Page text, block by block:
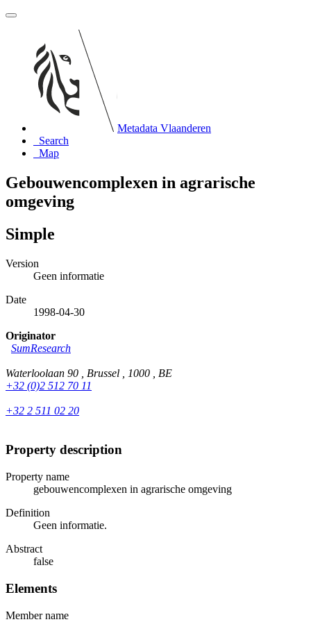
Metadata Vlaanderen
Search
Map
Gebouwencomplexen in agrarische
omgeving
Simple
Version
Geen informatie
Date
1998-04-30
Originator
SumResearch
Waterloolaan 90 , Brussel , 1000 , BE
+32 (0)2 512 70 11
+32 2 511 02 20
Property description
Property name
gebouwencomplexen in agrarische omgeving
Definition
Geen informatie.
Abstract
false
Elements
Member name